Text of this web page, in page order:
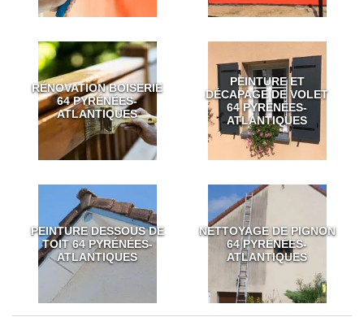
RÉNOVATION BOISERIE
64 PYRÉNÉES-
ATLANTIQUES
PEINTURE ET
DÉCAPAGE DE VOLET
64 PYRÉNÉES-
ATLANTIQUES
PEINTURE DESSOUS DE
TOIT 64 PYRÉNÉES-
ATLANTIQUES
NETTOYAGE DE PIGNON
64 PYRÉNÉES-
ATLANTIQUES